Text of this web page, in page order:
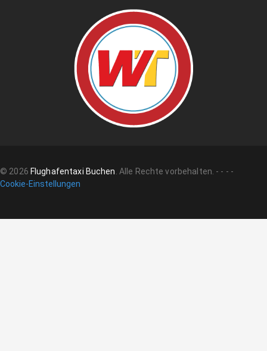
© 2026 Flughafentaxi Buchen. Alle Rechte vorbehalten. - - - -
Cookie-Einstellungen